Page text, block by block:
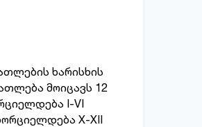
ხარისხის
მოიცავს 12
I-VI
X-XII